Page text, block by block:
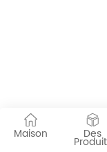
Maison Des